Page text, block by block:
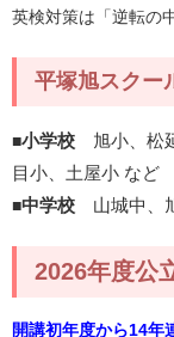
英検対策は「逆転の
平塚旭スクー
■小学校 旭小、松
目小、土屋小 など
■中学校 山城中、
2026年度公
開講初年度から14年